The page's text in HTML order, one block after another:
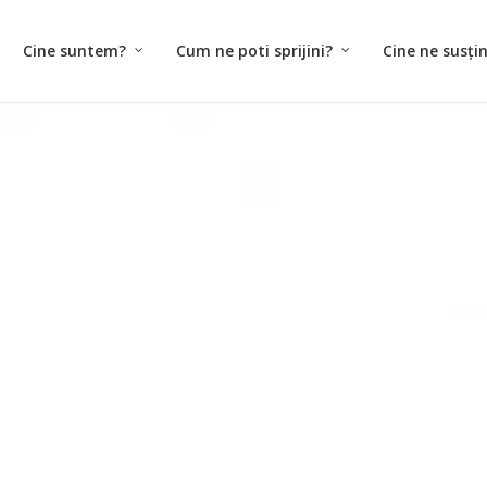
Cine suntem? Cum ne poti sprijini? Cine ne